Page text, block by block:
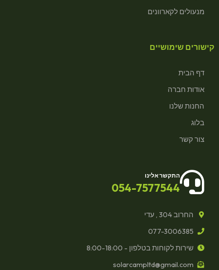
מנעולים לקארוונים
קישורים שימושיים
דף הבית
אודות חברה
החנות שלנו
בלוג
צור קשר
התקשר אלינו
054-7577544
החרוב 304 , עדי
077-3006385
שירות לקוחות בטלפון - 8:00-18:00
solarcampltd@gmail.com